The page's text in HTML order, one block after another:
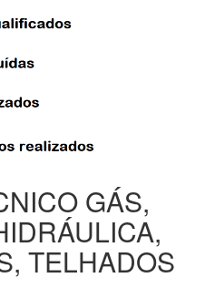
GÁS,
TELHADOS